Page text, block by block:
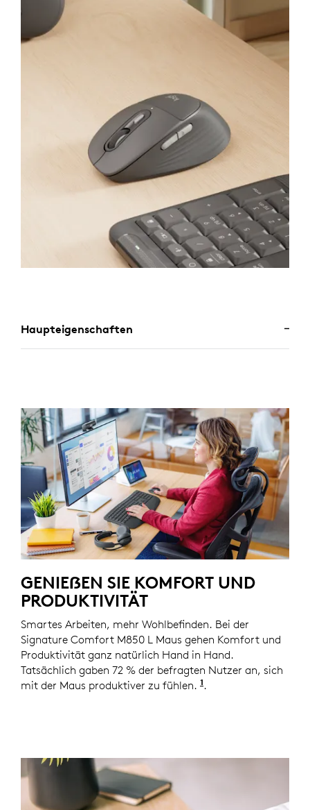
Haupteigenschaften
GENIEẞEN SIE KOMFORT UND
PRODUKTIVITÄT
Smartes Arbeiten, mehr Wohlbefinden. Bei der
Signature Comfort M850 L Maus gehen Komfort und
Produktivität ganz natürlich Hand in Hand.
Tatsächlich gaben 72 % der befragten Nutzer an, sich
mit der Maus produktiver zu fühlen. 1 Basierend auf
.